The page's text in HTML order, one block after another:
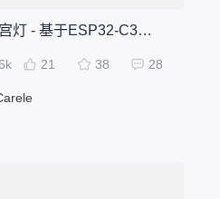
赛博宫灯 - 基于ESP32-C3的装饰灯
21 38 28